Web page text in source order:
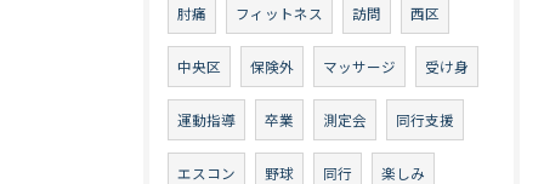
肘痛 フィットネス 訪問 西区
中央区 保険外 マッサージ 受け身
運動指導 卒業 測定会 同行支援
エスコン 野球 同行 楽しみ